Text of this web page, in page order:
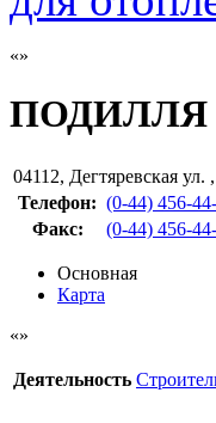
04112, Дегтяревская ул.
Телефон: (0-44) 456-
Факс: (0-44) 456-
Основная
Карта
Деятельность